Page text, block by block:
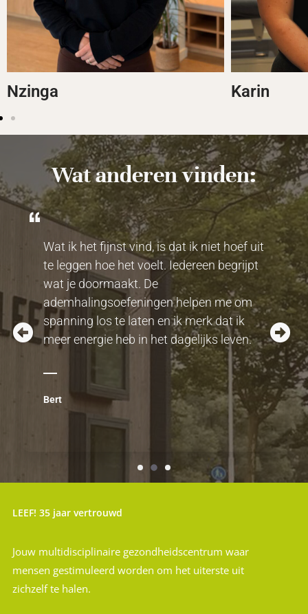
Nzinga Karin
Wat anderen vinden:
Wat ik het fijnst vind, is dat ik niet hoef uit
te leggen hoe het voelt. Iedereen begrijpt
wat je doormaakt. De
ademhalingsoefeningen helpen me om
spanning los te laten en ik merk dat ik
meer energie heb in het dagelijks leven.
Bert
LEEF! 35 jaar vertrouwd
Jouw multidisciplinaire gezondheidscentrum waar
mensen gestimuleerd worden om het uiterste uit
zichzelf te halen.